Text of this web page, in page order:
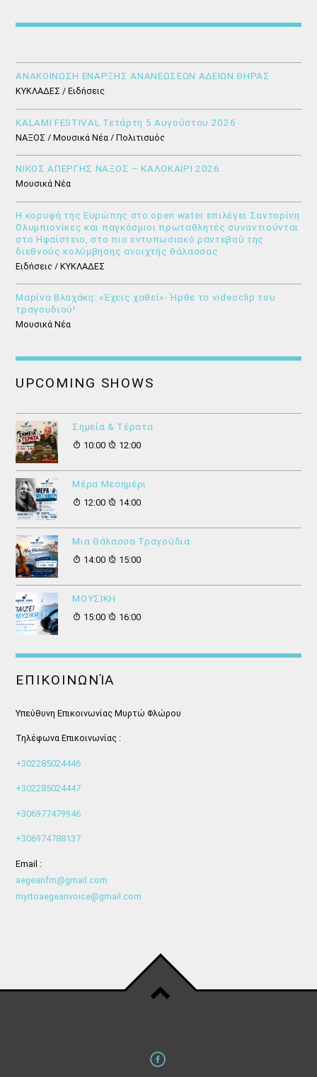
ΑΝΑΚΟΙΝΩΣΗ ΕΝΑΡΞΗΣ ΑΝΑΝΕΩΣΕΩΝ ΑΔΕΙΩΝ ΘΗΡΑΣ
ΚΥΚΛΑΔΕΣ / Ειδήσεις
KALAMI FESTIVAL Τετάρτη 5 Αυγούστου 2026
ΝΑΞΟΣ / Μουσικά Νέα / Πολιτισμός
ΝΙΚΟΣ ΑΠΕΡΓΗΣ ΝΑΞΟΣ – ΚΑΛΟΚΑΙΡΙ 2026
Μουσικά Νέα
Η κορυφή της Ευρώπης στο open water επιλέγει Σαντορίνη
Ολυμπιονίκες και παγκόσμιοι πρωταθλητές συναντιούνται
στο Ηφαίστειο, στο πιο εντυπωσιακό ραντεβού της
διεθνούς κολύμβησης ανοιχτής θάλασσας
Ειδήσεις / ΚΥΚΛΑΔΕΣ
Μαρίνα Βλαχάκη: «Έχεις χαθεί»- Ήρθε το videoclip του
τραγουδιού!
Μουσικά Νέα
UPCOMING SHOWS
Σημεία & Τέρατα
10:00
12:00
Μέρα Μεσημέρι
12:00
14:00
Μια Θάλασσα Τραγούδια
14:00
15:00
ΜΟΥΣΙΚΗ
15:00
16:00
ΕΠΙΚΟΙΝΩΝΊΑ
Υπεύθυνη Επικοινωνίας Μυρτώ Φλώρου
Τηλέφωνα Επικοινωνίας :
+302285024446
+302285024447
+306977479946
+306974788137
Email :
aegeanfm@gmail.com
myrtoaegeanvoice@gmail.com